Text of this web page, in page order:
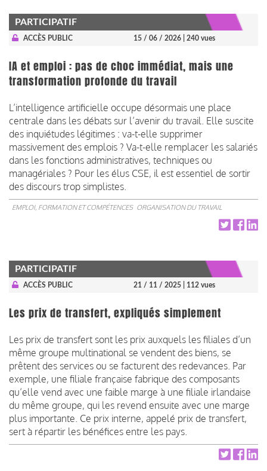
PARTICIPATIF
ACCÈS PUBLIC 15 / 06 / 2026 | 240 vues
IA et emploi : pas de choc immédiat, mais une
transformation profonde du travail
L’intelligence artificielle occupe désormais une place
centrale dans les débats sur l’avenir du travail. Elle suscite
des inquiétudes légitimes : va-t-elle supprimer
massivement des emplois ? Va-t-elle remplacer les salariés
dans les fonctions administratives, techniques ou
managériales ? Pour les élus CSE, il est essentiel de sortir
des discours trop simplistes.
EMPLOI, FORMATION ET COMPÉTENCES ORGANISATION DU TRAVAIL
PARTICIPATIF
ACCÈS PUBLIC 21 / 11 / 2025 | 112 vues
Les prix de transfert, expliqués simplement
Les prix de transfert sont les prix auxquels les filiales d’un
même groupe multinational se vendent des biens, se
prêtent des services ou se facturent des redevances. Par
exemple, une filiale française fabrique des composants
qu’elle vend avec une faible marge à une filiale irlandaise
du même groupe, qui les revend ensuite avec une marge
plus importante. Ce prix interne, appelé prix de transfert,
sert à répartir les bénéfices entre les pays.